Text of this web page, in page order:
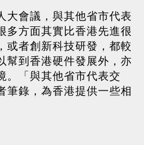
大會議，與其他省市代表
多方面其實比香港先進很
或者創新科技研發，都較
幫到香港硬件發展外，亦
。「與其他省市代表交
筆錄，為香港提供一些相